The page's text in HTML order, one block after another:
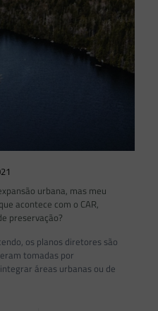
urbana, mas meu
acontece com o CAR,
preservação?
os planos diretores são
tomadas por
áreas urbanas ou de